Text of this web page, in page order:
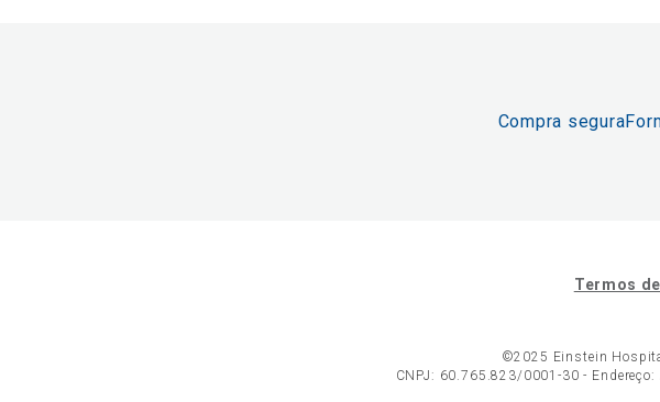
Compra segura
Termos
©2025 Einstein
CNPJ: 60.765.823/0001-30 -